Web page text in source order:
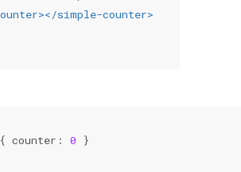
></simple-counter>
counter : 0 }